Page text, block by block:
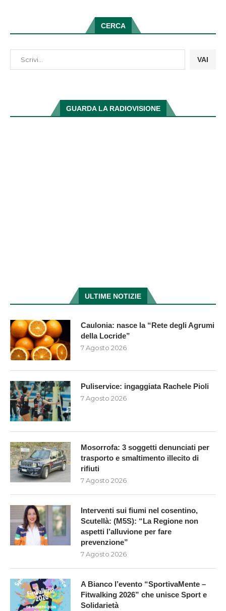
CERCA
VAI
GUARDA LA RADIOVISIONE
ULTIME NOTIZIE
Caulonia: nasce la “Rete degli Agrumi
della Locride”
7 Agosto 2026
Puliservice: ingaggiata Rachele Pioli
7 Agosto 2026
Mosorrofa: 3 soggetti denunciati per
trasporto e smaltimento illecito di
rifiuti
7 Agosto 2026
Interventi sui fiumi nel cosentino,
Scutellà: (M5S): “La Regione non
aspetti l’alluvione per fare
prevenzione”
7 Agosto 2026
A Bianco l’evento “SportivaMente –
Fitwalking 2026” che unisce Sport e
Solidarietà